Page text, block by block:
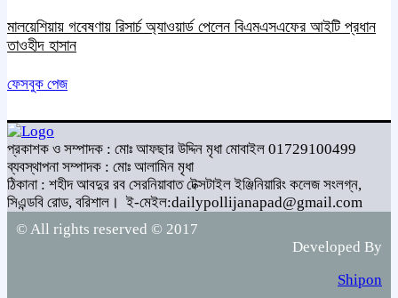
মালয়েশিয়ায় গবেষণায় রিসার্চ অ্যাওয়ার্ড পেলেন বিএমএসএফের আইটি প্রধান
তাওহীদ হাসান
ফেসবুক পেজ
প্রকাশক ও সম্পাদক : মোঃ আফছার উদ্দিন মৃধা মোবাইল 01729100499
ব্যবস্থাপনা সম্পাদক : মোঃ আলামিন মৃধা
ঠিকানা : শহীদ আবদুর রব সেরনিয়াবাত টেক্সটাইল ইঞ্জিনিয়ারিং কলেজ সংলগ্ন,
সিএন্ডবি রোড, বরিশাল। ই-মেইল:dailypollijanapad@gmail.com
© All rights reserved © 2017
Developed By
Shipon